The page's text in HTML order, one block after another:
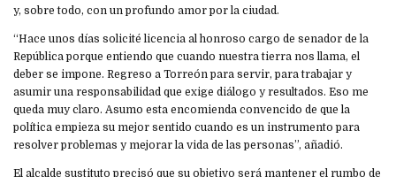
y, sobre todo, con un profundo amor por la ciudad.
“Hace unos días solicité licencia al honroso cargo de senador de la
República porque entiendo que cuando nuestra tierra nos llama, el
deber se impone. Regreso a Torreón para servir, para trabajar y
asumir una responsabilidad que exige diálogo y resultados. Eso me
queda muy claro. Asumo esta encomienda convencido de que la
política empieza su mejor sentido cuando es un instrumento para
resolver problemas y mejorar la vida de las personas”, añadió.
El alcalde sustituto precisó que su objetivo será mantener el rumbo de